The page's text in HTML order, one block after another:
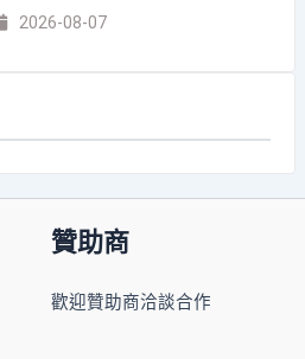
2026-08-07
贊助商
歡迎贊助商洽談合作